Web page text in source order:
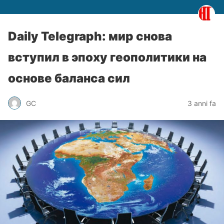
Daily Telegraph: мир снова
вступил в эпоху геополитики на
основе баланса сил
GC 3 anni fa